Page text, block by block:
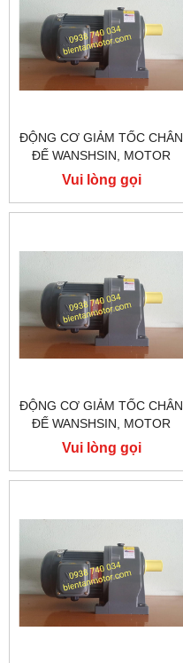
ĐỘNG CƠ GIẢM TỐC CHÂN
ĐẾ WANSHSIN, MOTOR
GIẢM TỐC WANSHSIN
200W GH22-200-50S
Vui lòng gọi
ĐỘNG CƠ GIẢM TỐC CHÂN
ĐẾ WANSHSIN, MOTOR
GIẢM TỐC WANSHSIN
200W GH22-200-30S
Vui lòng gọi